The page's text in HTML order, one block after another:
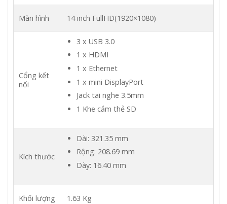
Màn hình 14 inch FullHD(1920×1080)
Cổng kết
nối
3 x USB 3.0
1 x HDMI
1 x Ethernet
1 x mini DisplayPort
Jack tai nghe 3.5mm
1 Khe cắm thẻ SD
Kích thước
Dài: 321.35 mm
Rộng: 208.69 mm
Dày: 16.40 mm
Khối lượng 1.63 Kg